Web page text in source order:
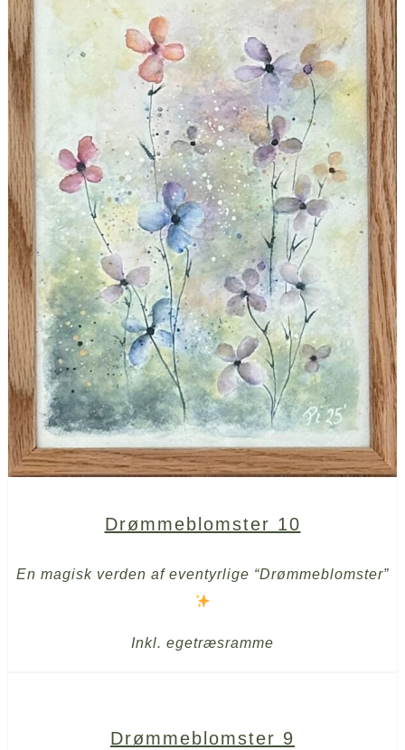
Drømmeblomster 10
En magisk verden af eventyrlige “Drømmeblomster”
Inkl. egetræsramme
Drømmeblomster 9